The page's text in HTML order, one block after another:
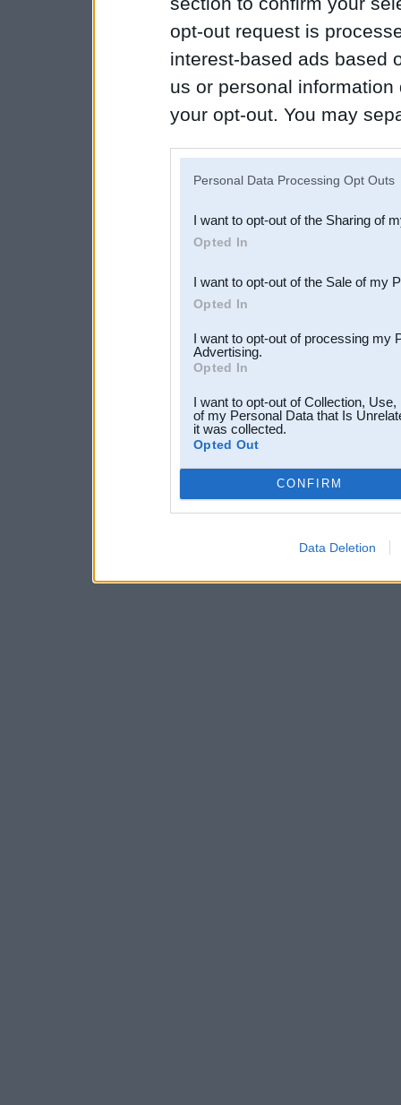
opt-out request is
interest-based ads based
us or personal
your opt-out. You may
Downstream Participants
third parties.
Personal Data Processing Opt Outs
I want to opt-out of the Sharing of
Opted In
I want to opt-out of the Sale of my
Opted In
I want to opt-out of processing my
Advertising.
Opted In
I want to opt-out of Collection,
of my Personal Data that Is
it was collected.
Opted Out
CONFIRM
Data Deletion